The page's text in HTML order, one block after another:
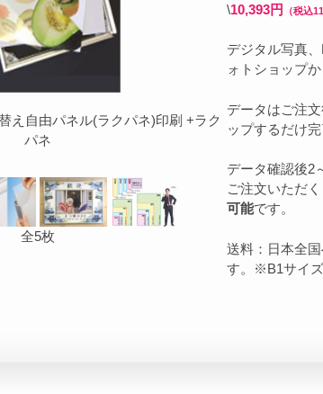
え自由パネル(ラクパネ)印刷 +ラク
パネ
全5枚
\10,393円 （税込
デジタル写真
ォトショップ
データはご注
ップするだけ完
データ確認後2
ご注文いただく
可能です。
送料：日本全
す。※B1サイズ